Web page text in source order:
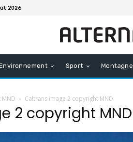
2026
Sport Montagne
Caltrans image 2 copyright MND
2 copyright MND